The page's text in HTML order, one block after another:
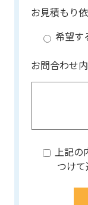
お見積もり
希望す
お問合わせ
上記の
つけ